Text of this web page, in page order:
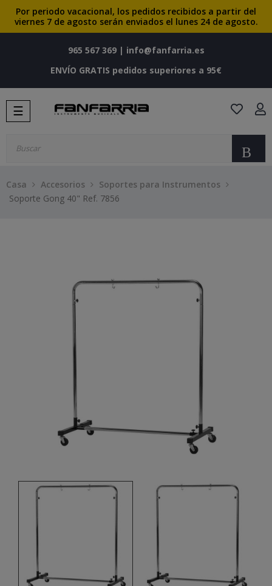
Por periodo vacacional, los pedidos recibidos a partir del
viernes 7 de agosto serán enviados el lunes 24 de agosto.
965 567 369| info@fanfarria.es
ENVÍO GRATIS pedidos superiores a 95€
Navegación
de
☰
Casa Accesorios
Soportes para Instrumentos
Soporte Gong 40" Ref. 7856